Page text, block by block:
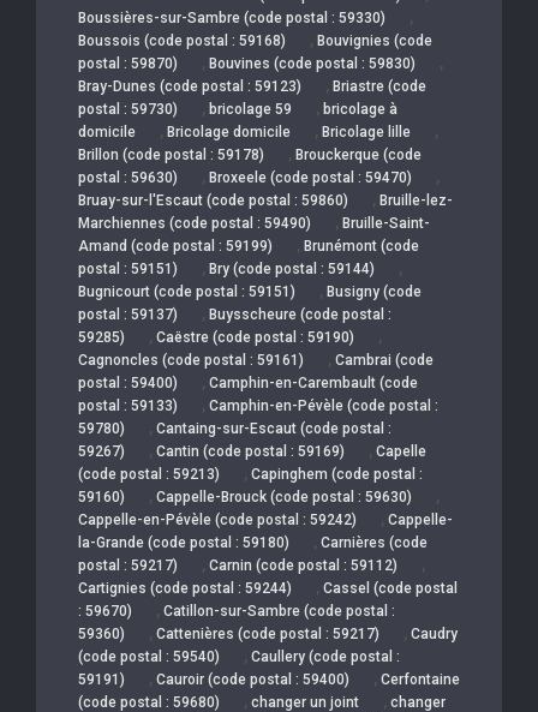
Boussières-sur-Sambre (code postal : 59330) ,
Boussois (code postal : 59168) , Bouvignies (code
postal : 59870)
, Bouvines (code postal : 59830) ,
Bray-Dunes (code postal : 59123) , Briastre (code
postal : 59730)
, bricolage 59 , bricolage à
domicile
, Bricolage domicile , Bricolage lille ,
Brillon (code postal : 59178) , Brouckerque (code
postal : 59630)
, Broxeele (code postal : 59470) ,
Bruay-sur-l'Escaut (code postal : 59860) , Bruille-lez-
Marchiennes (code postal : 59490)
, Bruille-Saint-
Amand (code postal : 59199)
, Brunémont (code
postal : 59151)
, Bry (code postal : 59144) ,
Bugnicourt (code postal : 59151) , Busigny (code
postal : 59137)
, Buysscheure (code postal :
59285)
, Caëstre (code postal : 59190) ,
Cagnoncles (code postal : 59161) , Cambrai (code
postal : 59400)
, Camphin-en-Carembault (code
postal : 59133)
, Camphin-en-Pévèle (code postal :
59780)
, Cantaing-sur-Escaut (code postal :
59267)
, Cantin (code postal : 59169) , Capelle
(code postal : 59213)
, Capinghem (code postal :
59160)
, Cappelle-Brouck (code postal : 59630) ,
Cappelle-en-Pévèle (code postal : 59242) , Cappelle-
la-Grande (code postal : 59180)
, Carnières (code
postal : 59217)
, Carnin (code postal : 59112) ,
Cartignies (code postal : 59244) , Cassel (code postal
: 59670)
, Catillon-sur-Sambre (code postal :
59360)
, Cattenières (code postal : 59217) , Caudry
(code postal : 59540)
, Caullery (code postal :
59191)
, Cauroir (code postal : 59400) , Cerfontaine
(code postal : 59680)
, changer un joint , changer